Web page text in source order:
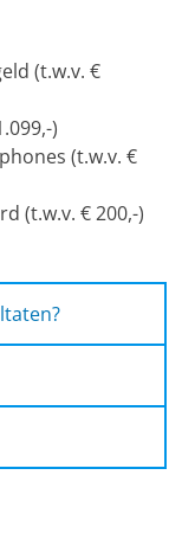
(t.w.v. €
)
(t.w.v. €
(t.w.v. € 200,-)
zijn, gaat de
uit de
en
is een
waarin
van het
De RUG